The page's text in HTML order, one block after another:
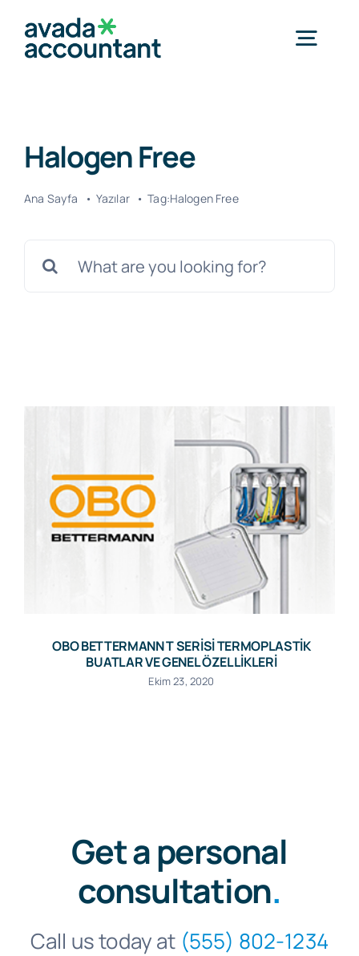
Kurumsal
Halogen Free
Ana Sayfa Yazılar Tag:Halogen Free
OBO BETTERMANN T SERİSİ TERMOPLASTİK
BUATLAR VE GENEL ÖZELLİKLERİ
Ekim 23, 2020
Get a personal
consultation.
Call us today at (555) 802-1234